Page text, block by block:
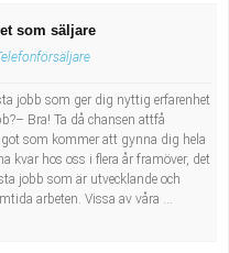
som säljare
jobb som ger dig nyttig erfarenhet
Bra! Ta då chansen attfå
som kommer att gynna dig hela
kvar hos oss i flera år framöver, det
jobb som är utvecklande och
arbeten. Vissa av våra ...